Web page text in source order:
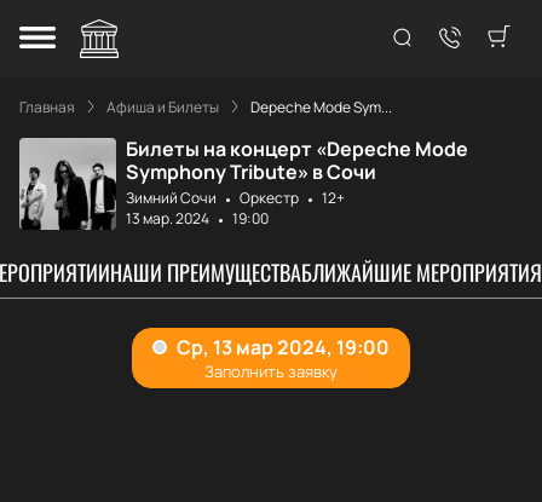
Главная Афиша и Билеты Depeche Mode Sym...
Билеты на концерт «Depeche Mode
Symphony Tribute» в Сочи
Зимний Сочи Оркестр
12+
13 мар. 2024
19:00
НАШИ ПРЕИМУЩЕСТВАБЛИЖАЙШИЕ МЕРОПРИЯТИЯ